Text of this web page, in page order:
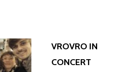
VROVRO IN
CONCERT